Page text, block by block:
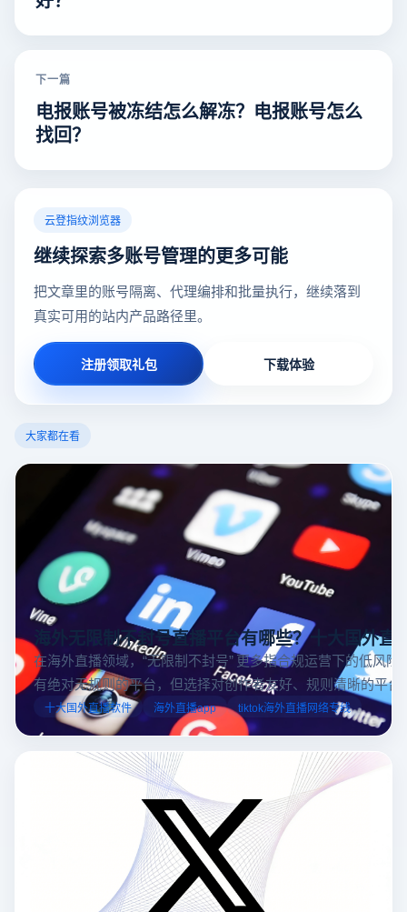
下一篇
电报账号被冻结怎么解冻？电报账号怎么
找回？
云登指纹浏览器
继续探索多账号管理的更多可能
把文章里的账号隔离、代理编排和批量执行，继续落到
真实可用的站内产品路径里。
注册领取礼包 下载体验
大家都在看
海外无限制不封号直播平台有哪些？十大国外直
在海外直播领域，“无限制不封号” 更多指合规运营下的低风
有绝对无规则的平台，但选择对创作者友好、规则清晰的平台
业工具规避风险，能显著降低封号概率。以下推荐十大国外
台，并结合云登多开浏览器的功能，详解如何安全高效运营。
十大国外直播软件 海外直播app tiktok海外直播网络专线